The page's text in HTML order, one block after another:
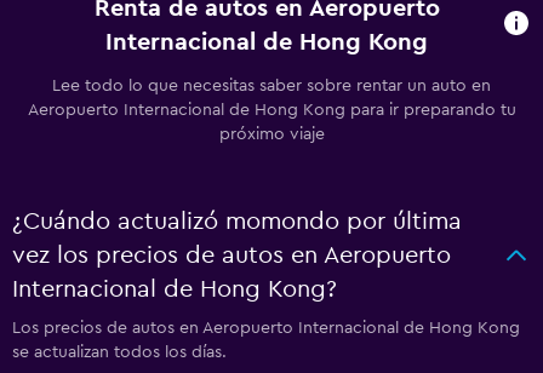
Renta de autos en Aeropuerto
Internacional de Hong Kong
Lee todo lo que necesitas saber sobre rentar un auto en
Aeropuerto Internacional de Hong Kong para ir preparando tu
próximo viaje
¿Cuándo actualizó momondo por última
vez los precios de autos en Aeropuerto
Internacional de Hong Kong?
Los precios de autos en Aeropuerto Internacional de Hong Kong
se actualizan todos los días.